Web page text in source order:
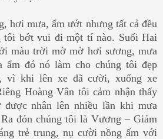
mưa, ẩm ướt nhưng tất cả đều
tôi bớt vui đi một tí nào. Suối Hai
màu trời mờ mờ hơi sương, mưa
ẩm đó nó làm cho chúng tôi đẹp
vì khi lên xe đã cười, xuống xe
Hoàng Vân tôi cảm nhận thấy
nhân lên nhiều lần khi mưa
đón chúng tôi là Vương – Giám
trẻ trung, nụ cười nồng ấm với